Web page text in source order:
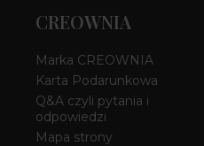
CREOWNIA
Marka CREOWNIA
Karta Podarunkowa
Q&A czyli pytania i
odpowiedzi
Mapa strony